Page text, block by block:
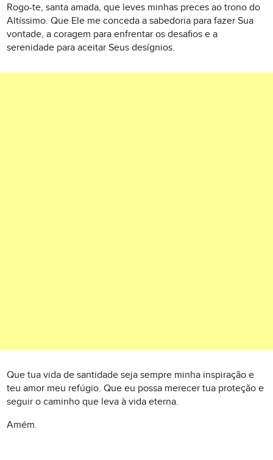
Rogo-te, santa amada, que leves minhas preces ao trono do
Altíssimo. Que Ele me conceda a sabedoria para fazer Sua
vontade, a coragem para enfrentar os desafios e a
serenidade para aceitar Seus desígnios.
Que tua vida de santidade seja sempre minha inspiração e
teu amor meu refúgio. Que eu possa merecer tua proteção e
seguir o caminho que leva à vida eterna.
Amém.